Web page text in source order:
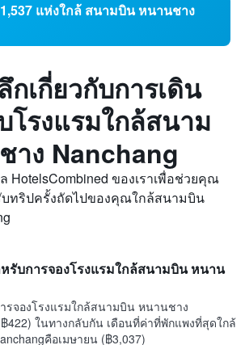
แห่งใกล้ สนามบิน หนานชาง
กเกี่ยวกับการเดิน
โรงแรมใกล้สนาม
ง Nanchang
HotelsCombined ของเราเพื่อช่วยคุณ
ทริปครั้งถัดไปของคุณใกล้สนามบิน
รับการจองโรงแรมใกล้สนามบิน หนาน
รจองโรงแรมใกล้สนามบิน หนานชาง
422) ในทางกลับกัน เดือนที่ค่าที่พักแพงที่สุดใกล้
คือเมษายน (฿3,037)